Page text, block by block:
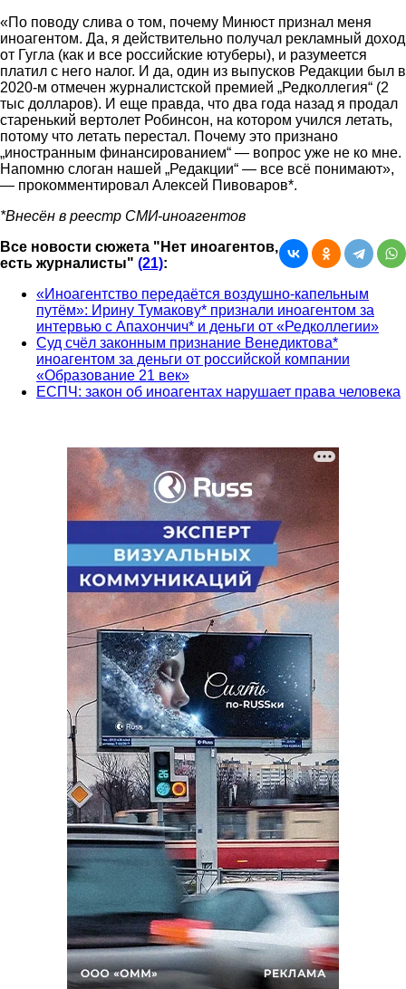
«По поводу слива о том, почему Минюст признал меня
иноагентом. Да, я действительно получал рекламный доход
от Гугла (как и все российские ютуберы), и разумеется
платил с него налог. И да, один из выпусков Редакции был в
2020-м отмечен журналистской премией „Редколлегия“ (2
тыс долларов). И еще правда, что два года назад я продал
старенький вертолет Робинсон, на котором учился летать,
потому что летать перестал. Почему это признано
„иностранным финансированием“ — вопрос уже не ко мне.
Напомню слоган нашей „Редакции“ — все всё понимают»,
— прокомментировал Алексей Пивоваров*.
*Внесён в реестр СМИ-иноагентов
Все новости сюжета "Нет иноагентов,
есть журналисты" (21):
«Иноагентство передаётся воздушно-капельным
путём»: Ирину Тумакову* признали иноагентом за
интервью с Апахончич* и деньги от «Редколлегии»
Суд счёл законным признание Венедиктова*
иноагентом за деньги от российской компании
«Образование 21 век»
ЕСПЧ: закон об иноагентах нарушает права человека